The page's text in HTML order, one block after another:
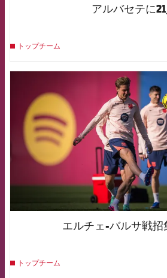
アルバセテに
トップチーム
エルチェ-バルサ戦招
トップチーム